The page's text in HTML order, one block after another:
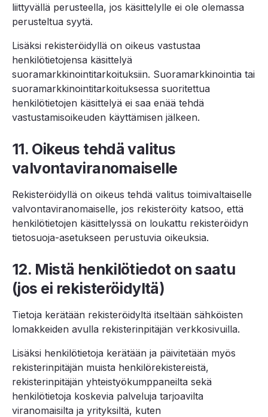
liittyvällä perusteella, jos käsittelylle ei ole olemassa
perusteltua syytä.
Lisäksi rekisteröidyllä on oikeus vastustaa
henkilötietojensa käsittelyä
suoramarkkinointitarkoituksiin. Suoramarkkinointia tai
suoramarkkinointitarkoituksessa suoritettua
henkilötietojen käsittelyä ei saa enää tehdä
vastustamisoikeuden käyttämisen jälkeen.
11. Oikeus tehdä valitus
valvontaviranomaiselle
Rekisteröidyllä on oikeus tehdä valitus toimivaltaiselle
valvontaviranomaiselle, jos rekisteröity katsoo, että
henkilötietojen käsittelyssä on loukattu rekisteröidyn
tietosuoja-asetukseen perustuvia oikeuksia.
12. Mistä henkilötiedot on saatu
(jos ei rekisteröidyltä)
Tietoja kerätään rekisteröidyltä itseltään sähköisten
lomakkeiden avulla rekisterinpitäjän verkkosivuilla.
Lisäksi henkilötietoja kerätään ja päivitetään myös
rekisterinpitäjän muista henkilörekistereistä,
rekisterinpitäjän yhteistyökumppaneilta sekä
henkilötietoja koskevia palveluja tarjoavilta
viranomaisilta ja yrityksiltä, kuten